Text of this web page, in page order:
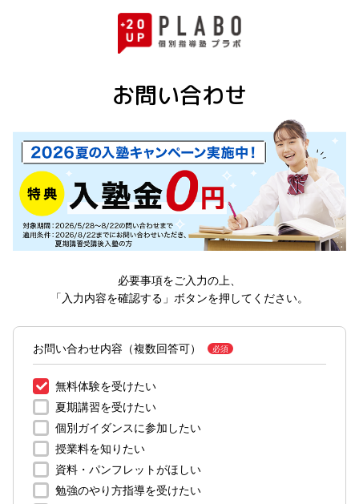
お問い合わせ
必要事項をご入力の上、
「入力内容を確認する」ボタンを押してください。
お問い合わせ内容 （複数回答可） 必須
無料体験を受けたい
夏期講習を受けたい
個別ガイダンスに参加したい
授業料を知りたい
資料・パンフレットがほしい
勉強のやり方指導を受けたい